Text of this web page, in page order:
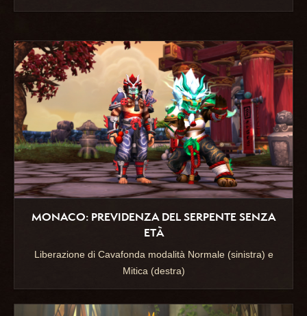
MONACO: PREVIDENZA DEL SERPENTE SENZA
ETÀ
Liberazione di Cavafonda modalità Normale (sinistra) e
Mitica (destra)